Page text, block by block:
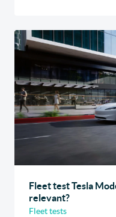
Fleet test Tesla
relevant?
Fleet tests